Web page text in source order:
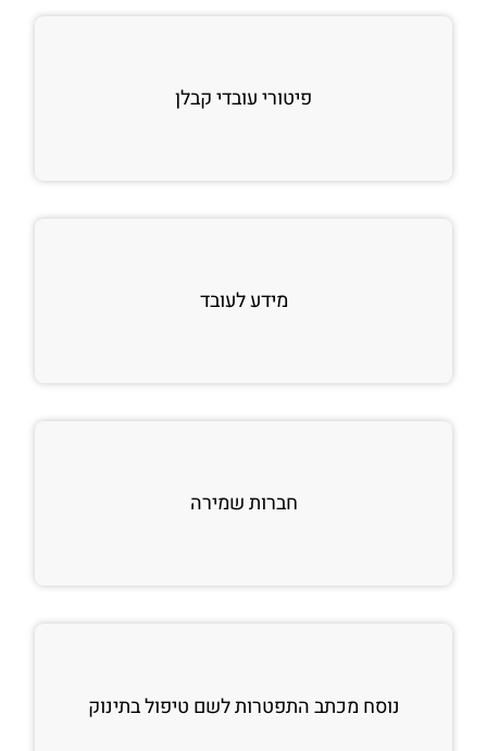
פיטורי עובדי קבלן
מידע לעובד
חברות שמירה
נוסח מכתב התפטרות לשם טיפול בתינוק